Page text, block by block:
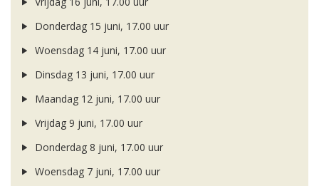
Donderdag 15 juni, 17.00 uur
Woensdag 14 juni, 17.00 uur
Dinsdag 13 juni, 17.00 uur
Maandag 12 juni, 17.00 uur
Vrijdag 9 juni, 17.00 uur
Donderdag 8 juni, 17.00 uur
Woensdag 7 juni, 17.00 uur